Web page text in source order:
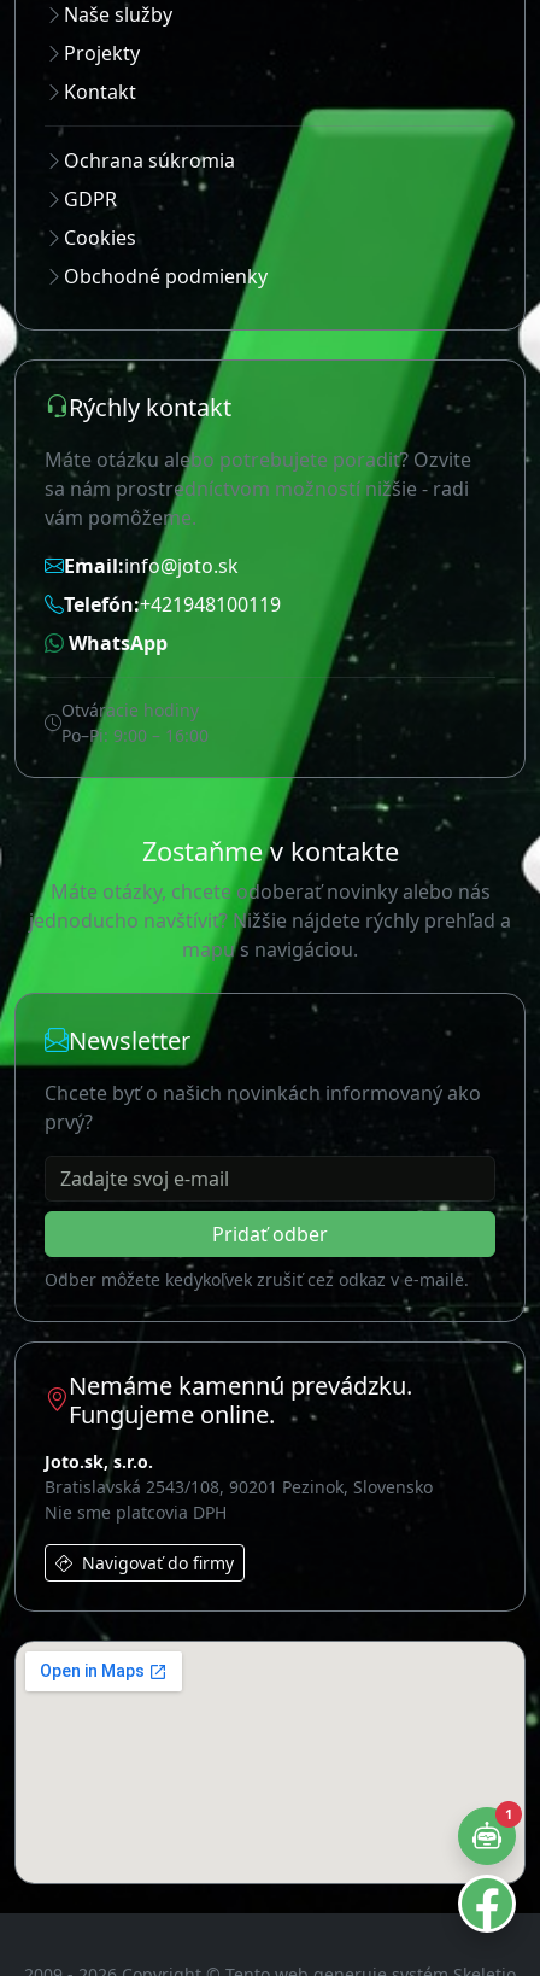
Obchodné podmienky
Rýchly kontakt
Máte otázku alebo potrebujete poradiť? Ozvite
sa nám prostredníctvom možností nižšie - radi
vám pomôžeme.
info@joto.sk
Telefón:
+421948100119
WhatsApp
Otváracie hodiny
Po–Pi: 9:00 – 16:00
Zostaňme v kontakte
Máte otázky, chcete odoberať novinky alebo nás
jednoducho navštíviť? Nižšie nájdete rýchly prehľad a
mapu s navigáciou.
Newsletter
Chcete byť o našich novinkách informovaný ako
prvý?
Zadajte svoj e-mail
Pridať odber
Odber môžete kedykoľvek zrušiť cez odkaz v e-maile.
Nemáme kamennú prevádzku.
Fungujeme online.
Joto.sk, s.r.o.
Bratislavská 2543/108, 90201 Pezinok, Slovensko
Nie sme platcovia DPH
Navigovať do firmy
1